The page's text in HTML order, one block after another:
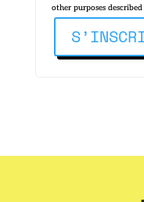
other purposes